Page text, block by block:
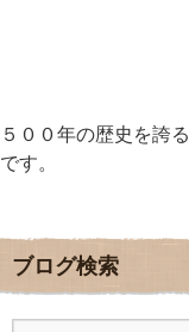
５００年の歴史を誇る
です。
ブログ検索